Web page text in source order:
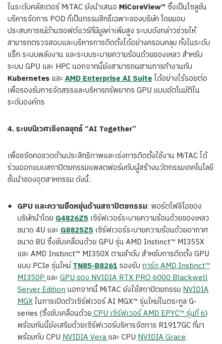
ในระดับคลัสเตอร์ MiTAC ยังนำเสนอ MiCoreView™ ซึ่งเป็นโซลูชัน
บริหารจัดการ POD ที่เป็นกรรมสิทธิ์เฉพาะของบริษัท โดยมอบ
ประสบการณ์ด้านซอฟต์แวร์ที่มีมูลค่าเพิ่มสูง ระบบดังกล่าวช่วยให้
สามารถตรวจสอบและบริหารการติดตั้งได้อย่างครอบคลุม ทั้งในระดับ
แร็ก ระบบพลังงาน และระบบระบายความร้อนด้วยของเหลว สำหรับ
ระบบ GPU และ HPC นอกจากนี้ยังสามารถผสานการทำงานกับ
Kubernetes และ AMD Enterprise AI Suiteได้อย่างไร้รอยต่อ
เพื่อรองรับการจัดสรรและบริหารทรัพยากร GPU แบบอัตโนมัติใน
ระดับองค์กร
4. ระบบนิเวศเชิงกลยุทธ์ “AI Together”
เพื่อขจัดคอขวดด้านประสิทธิภาพและเร่งการติดตั้งใช้งาน MiTAC ได้
ร่วมออกแบบสถาปัตยกรรมแพลตฟอร์มกับผู้สร้างนวัตกรรมเทคโนโลยี
ชั้นนำของอุตสาหกรรม ดังนี้:
GPU และความยืดหยุ่นด้านสถาปัตยกรรม: พอร์ตโฟลิโอของ
บริษัทนำโดย G4826Z5 เซิร์ฟเวอร์ระบายความร้อนด้วยของเหลว
ขนาด 4U และ G8825Z5 เซิร์ฟเวอร์ระบายความร้อนด้วยอากาศ
ขนาด 8U ซึ่งขับเคลื่อนด้วย GPU รุ่น AMD Instinct™ MI355X
และ AMD Instinct™ MI350X ตามลำดับ สำหรับการติดตั้ง GPU
แบบ PCIe รุ่นใหม่TN85-B8261รองรับ การ์ด AMD Instinct™
MI350Pและ GPU ของ NVIDIA RTX PRO 6000 Blackwell
Server Editionนอกจากนี้ MiTAC ยังใช้สถาปัตยกรรม NVIDIA
MGXในการเปิดตัวเซิร์ฟเวอร์ AI MGX™ รุ่นใหม่ในตระกูล G-
series (ซึ่งขับเคลื่อนด้วยCPU เซิร์ฟเวอร์ AMD EPYC™ รุ่นที่ 6)
พร้อมกันนี้ยังเสริมด้วยเซิร์ฟเวอร์บริหารจัดการ R1917GC ที่มา
พร้อมกับ CPU NVIDIA Veraและ CPU NVIDIA Grace